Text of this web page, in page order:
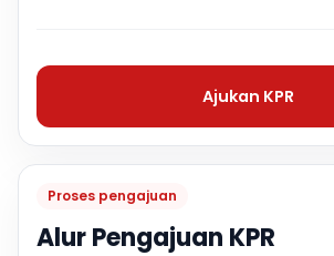
Proses pengajuan
Alur Pengajuan KPR
Ajukan KPR